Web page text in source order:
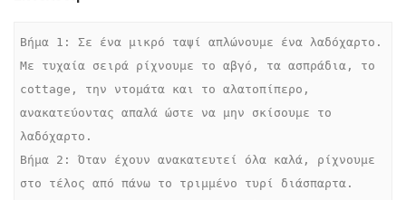
Βήμα 1: Σε ένα μικρό ταψί απλώνουμε ένα λαδόχαρτο.
Με τυχαία σειρά ρίχνουμε το αβγό, τα ασπράδια, το
cottage, την ντομάτα και το αλατοπίπερο,
ανακατεύοντας απαλά ώστε να μην σκίσουμε το
λαδόχαρτο.
Βήμα 2: Όταν έχουν ανακατευτεί όλα καλά, ρίχνουμε
στο τέλος από πάνω το τριμμένο τυρί διάσπαρτα.